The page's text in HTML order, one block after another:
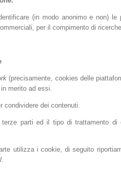
(in modo anonimo e non) le
per il compimento di
(precisamente, cookies delle
merito ad essi.
dei contenuti.
parti ed il tipo di trattamento
utilizza i cookie, di seguito